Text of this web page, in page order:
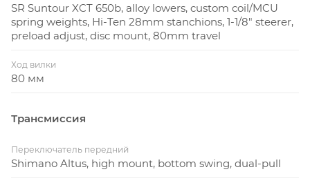
SR Suntour XCT 650b, alloy lowers, custom coil/MCU
spring weights, Hi-Ten 28mm stanchions, 1-1/8" steerer,
preload adjust, disc mount, 80mm travel
Ход вилки
80 мм
Трансмиссия
Переключатель передний
Shimano Altus, high mount, bottom swing, dual-pull